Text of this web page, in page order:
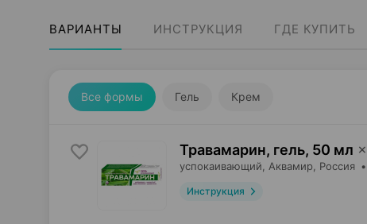
ВАРИАНТЫ ИНСТРУКЦИЯ ГДЕ КУПИТЬ
Все формы Гель Крем
Травамарин, гель, 50 мл ×
успокаивающий, Аквамир , Россия •
Инструкция